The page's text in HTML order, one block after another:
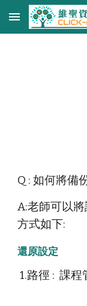
Skip to main
Q : 如何將備
A:老師可以
方式如下:
還原設定
1.路徑 :  課